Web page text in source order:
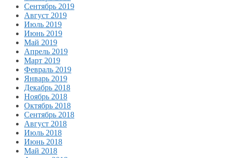
Сентябрь 2019
Август 2019
Июль 2019
Июнь 2019
Май 2019
Апрель 2019
Март 2019
Февраль 2019
Январь 2019
Декабрь 2018
Ноябрь 2018
Октябрь 2018
Сентябрь 2018
Август 2018
Июль 2018
Июнь 2018
Май 2018